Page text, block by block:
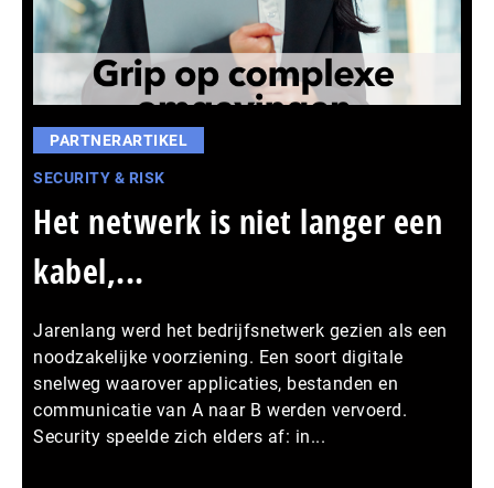
PARTNERARTIKEL
SECURITY & RISK
Het netwerk is niet langer een
kabel,...
Jarenlang werd het bedrijfsnetwerk gezien als een
noodzakelijke voorziening. Een soort digitale
snelweg waarover applicaties, bestanden en
communicatie van A naar B werden vervoerd.
Security speelde zich elders af: in...